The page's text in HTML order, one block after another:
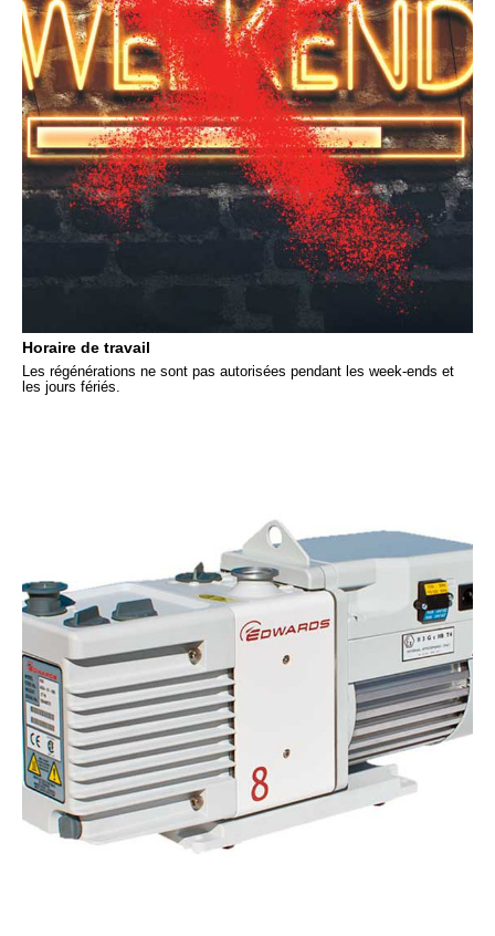
Horaire de travail
Les régénérations ne sont pas autorisées pendant les week-ends et
les jours fériés.